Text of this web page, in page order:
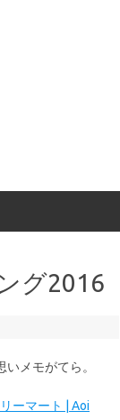
グ2016
メモがてら。
ーマート | Aoi